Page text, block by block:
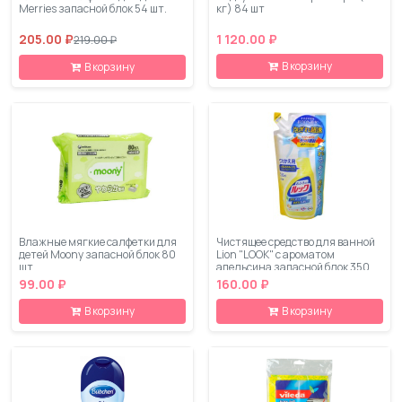
Merries запасной блок 54 шт.
205.00 ₽219.00 ₽
В корзину
кг) 84 шт
1 120.00 ₽
В корзину
Влажные мягкие салфетки для
детей Moony запасной блок 80
шт
99.00 ₽
В корзину
Чистящее средство для ванной
Lion "LOOK" с ароматом
апельсина запасной блок 350
мл
160.00 ₽
В корзину